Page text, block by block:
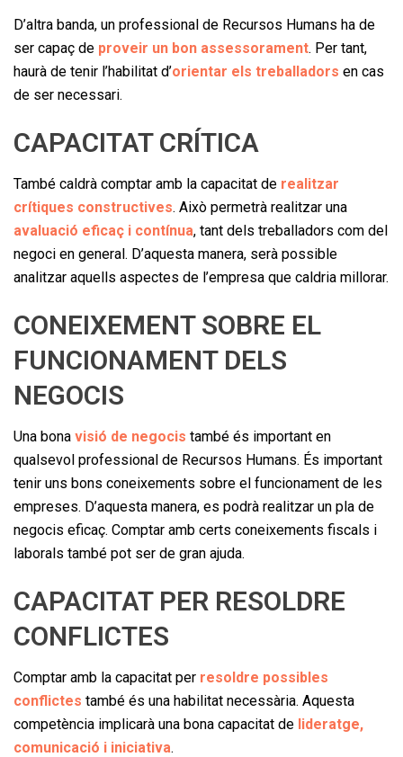
D’altra banda, un professional de Recursos Humans ha de
ser capaç de proveir un bon assessorament. Per tant,
haurà de tenir l’habilitat d’orientar els treballadors en cas
de ser necessari.
CAPACITAT CRÍTICA
També caldrà comptar amb la capacitat de realitzar
crítiques constructives. Això permetrà realitzar una
avaluació eficaç i contínua, tant dels treballadors com del
negoci en general. D’aquesta manera, serà possible
analitzar aquells aspectes de l’empresa que caldria millorar.
CONEIXEMENT SOBRE EL
FUNCIONAMENT DELS
NEGOCIS
Una bona visió de negocis també és important en
qualsevol professional de Recursos Humans. És important
tenir uns bons coneixements sobre el funcionament de les
empreses. D’aquesta manera, es podrà realitzar un pla de
negocis eficaç. Comptar amb certs coneixements fiscals i
laborals també pot ser de gran ajuda.
CAPACITAT PER RESOLDRE
CONFLICTES
Comptar amb la capacitat per resoldre possibles
conflictes també és una habilitat necessària. Aquesta
competència implicarà una bona capacitat de lideratge,
comunicació i iniciativa.